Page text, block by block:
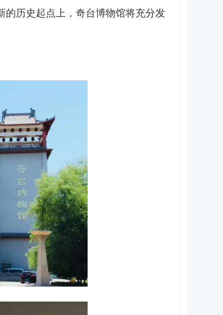
的历史起点上，奇台博物馆将充分发